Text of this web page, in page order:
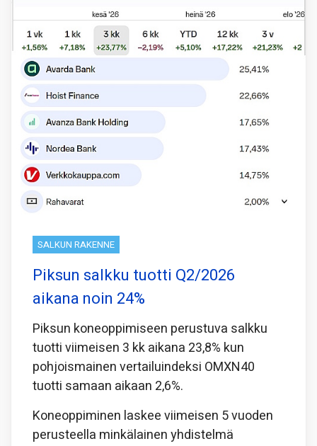
SALKUN RAKENNE
Piksun salkku tuotti Q2/2026
aikana noin 24%
Piksun koneoppimiseen perustuva salkku
tuotti viimeisen 3 kk aikana 23,8% kun
pohjoismainen vertailuindeksi OMXN40
tuotti samaan aikaan 2,6%.
Koneoppiminen laskee viimeisen 5 vuoden
perusteella minkälainen yhdistelmä